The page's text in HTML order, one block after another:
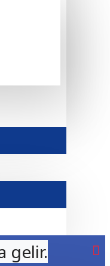
gelir.